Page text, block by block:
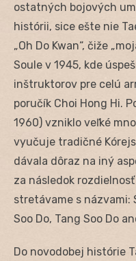
ostatných bojových
histórii, sice ešte nie
„Oh Do Kwan“, čiže
Soule v 1945, kde
inštruktorov pre celú
poručík Choi Hong Hi.
1960) vzniklo veľké
vyučuje tradičné
dávala dôraz na iný
za následok
stretávame s názvami:
Soo Do, Tang Soo Do
Do novodobej histórie